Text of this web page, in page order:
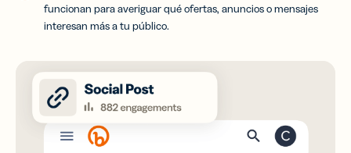
funcionan para averiguar qué ofertas, anuncios o mensajes
interesan más a tu público.